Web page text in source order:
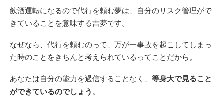
飲酒運転になるので代行を頼む夢は、自分のリスク管理がで
きていることを意味する吉夢です。
なぜなら、代行を頼むのって、万が一事故を起こしてしまっ
た時のことをきちんと考えられているってことだから。
あなたは自分の能力を過信することなく、 等身大で見ること
ができているのでしょう 。